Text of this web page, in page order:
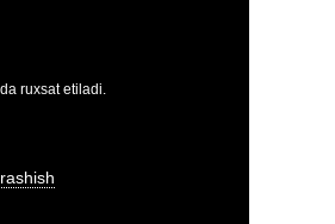
ruxsat etiladi.